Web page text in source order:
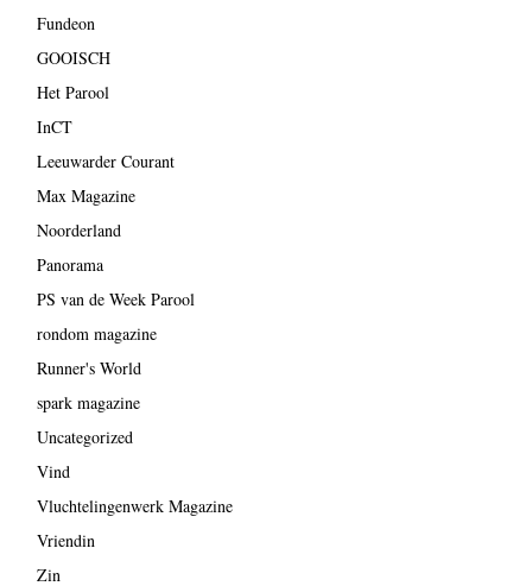
Fundeon
GOOISCH
Het Parool
InCT
Leeuwarder Courant
Max Magazine
Noorderland
Panorama
PS van de Week Parool
rondom magazine
Runner's World
spark magazine
Uncategorized
Vind
Vluchtelingenwerk Magazine
Vriendin
Zin